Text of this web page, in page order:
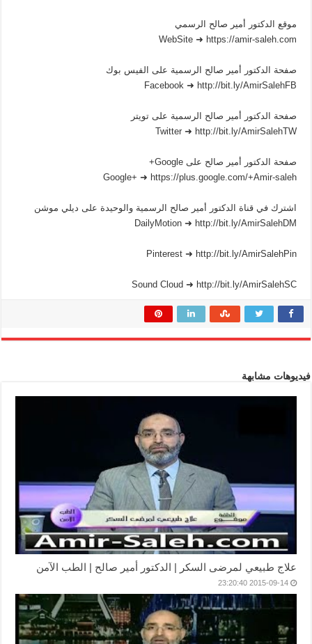
موقع الدكتور أمير صالح الرسمي
WebSite ➜ https://amir-saleh.com
صفحة الدكتور أمير صالح الرسمية على الفيس بوك
Facebook ➜ http://bit.ly/AmirSalehFB
صفحة الدكتور أمير صالح الرسمية على تويتر
Twitter ➜ http://bit.ly/AmirSalehTW
صفحة الدكتور أمير صالح على Google+
Google+ ➜ https://plus.google.com/+Amir-saleh
اشترك في قناة الدكتور أمير صالح الرسمية والوحيدة على ديلي موشن
DailyMotion ➜ http://bit.ly/AmirSalehDM
Pinterest ➜ http://bit.ly/AmirSalehPin
Sound Cloud ➜ http://bit.ly/AmirSalehSC
فيديوهات مشابهة
علاج طبيعي لمرضى السكر | الدكتور أمير صالح | الطب الآمن
2015-09-14 23:20:40